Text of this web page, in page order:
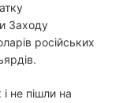
Заходу
російських
не пішли на